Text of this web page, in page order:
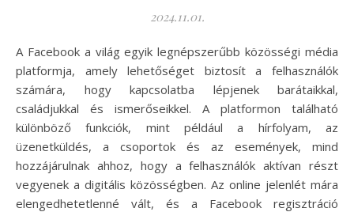
2024.11.01.
A Facebook a világ egyik legnépszerűbb közösségi média
platformja, amely lehetőséget biztosít a felhasználók
számára, hogy kapcsolatba lépjenek barátaikkal,
családjukkal és ismerőseikkel. A platformon található
különböző funkciók, mint például a hírfolyam, az
üzenetküldés, a csoportok és az események, mind
hozzájárulnak ahhoz, hogy a felhasználók aktívan részt
vegyenek a digitális közösségben. Az online jelenlét mára
elengedhetetlenné vált, és a Facebook regisztráció